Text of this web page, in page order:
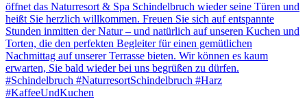
öffnet das Naturresort & Spa Schindelbruch wieder seine Türen und
heißt Sie herzlich willkommen. Freuen Sie sich auf entspannte
Stunden inmitten der Natur – und natürlich auf unseren Kuchen und
Torten, die den perfekten Begleiter für einen gemütlichen
Nachmittag auf unserer Terrasse bieten. Wir können es kaum
erwarten, Sie bald wieder bei uns begrüßen zu dürfen.
#Schindelbruch #NaturresortSchindelbruch #Harz
#KaffeeUndKuchen